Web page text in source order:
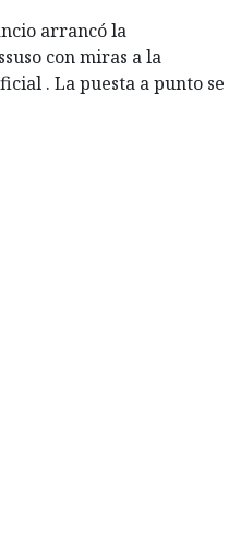
arrancó la
con miras a la
. La puesta a punto se